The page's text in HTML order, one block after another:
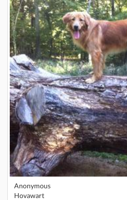
Anonymous
Hovawart